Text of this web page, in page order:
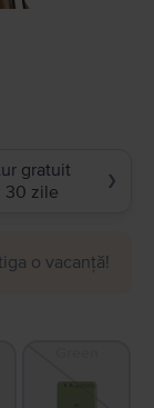
gratuit
30 zile
❯
o vacanță!